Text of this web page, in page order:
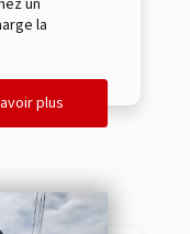
un
la
plus